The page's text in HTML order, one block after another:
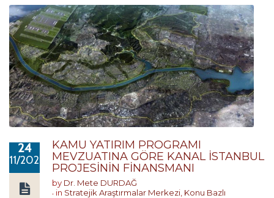
24
11/2020
KAMU YATIRIM PROGRAMI
MEVZUATINA GÖRE KANAL İSTANBUL
PROJESİNİN FİNANSMANI
by Dr. Mete DURDAĞ
in Stratejik Araştırmalar Merkezi Konu Bazlı